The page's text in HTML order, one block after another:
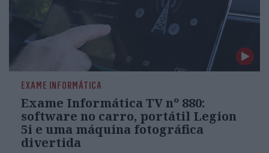
EXAME INFORMÁTICA
Exame Informática TV nº 880:
software no carro, portátil Legion
5i e uma máquina fotográfica
divertida